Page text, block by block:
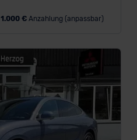
1.000 €Anzahlung (anpassbar)